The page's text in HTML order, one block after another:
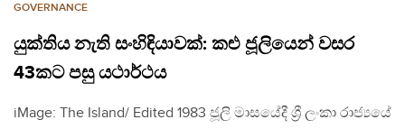
GOVERNANCE
යුක්තිය නැති සංහිඳියාවක්: කළු ජූලියෙන් වසර
43කට පසු යථාර්ථය
iMage: The Island/ Edited 1983 ජූලි මාසයේදී ශ්‍රී ලංකා රාජ්‍යයේ